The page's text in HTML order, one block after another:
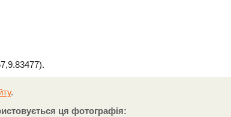
.
ця фотографія: